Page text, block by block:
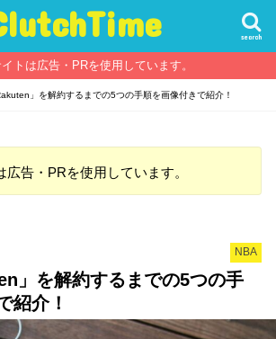
search
トは広告・PRを使用しています。
」を解約するまでの5つの手順を画像付きで紹介！
広告・PRを使用しています。
NBA
」を解約するまでの5つの手
紹介！